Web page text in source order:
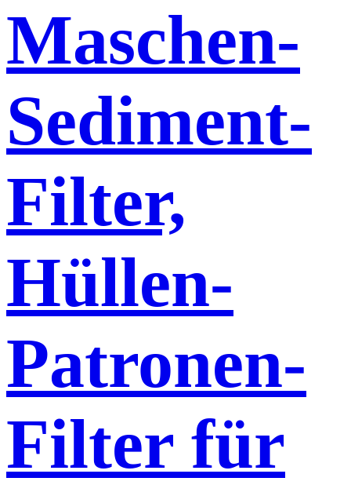
Maschen-
Sediment-
Filter,
Hüllen-
Patronen-
Filter für